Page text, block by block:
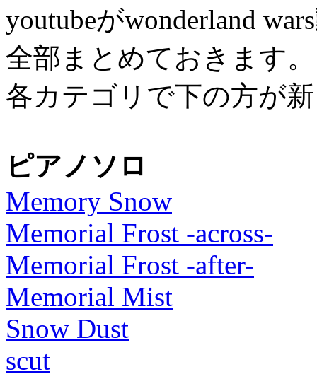
youtubeがwonderland
全部まとめておきます。
各カテゴリで下の方が
ピアノソロ
Memory Snow
Memorial Frost -across-
Memorial Frost -after-
Memorial Mist
Snow Dust
scut